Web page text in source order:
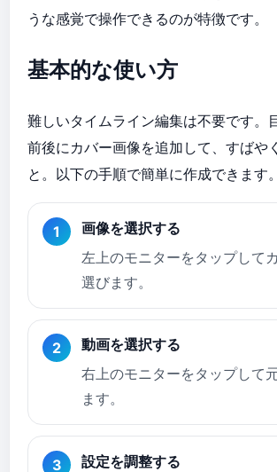
うな感覚で操作できるのが特徴です。
基本的な使い方
難しいタイムライン編集は不要です。
前後にカバー画像を追加して、すばや
と。以下の手順で簡単に作成できます。
画像を選択する
左上のモニターをタップして
選びます。
動画を選択する
右上のモニターをタップして
ます。
設定を調整する